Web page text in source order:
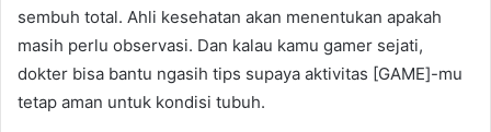
sembuh total. Ahli kesehatan akan menentukan apakah
masih perlu observasi. Dan kalau kamu gamer sejati,
dokter bisa bantu ngasih tips supaya aktivitas [GAME]-mu
tetap aman untuk kondisi tubuh.